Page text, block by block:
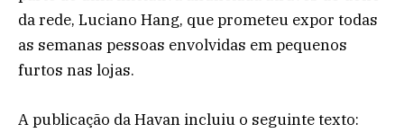
da rede, Luciano Hang, que prometeu expor todas
as semanas pessoas envolvidas em pequenos
furtos nas lojas.
A publicação da Havan incluiu o seguinte texto: